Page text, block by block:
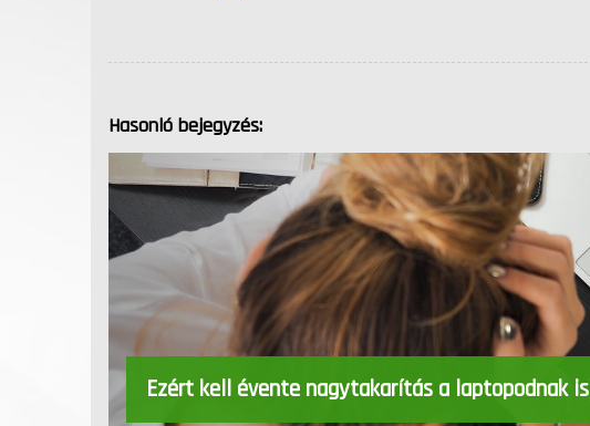
Hasonló bejegyzés:
Ezért kell évente nagytakarítás a laptopodnak is